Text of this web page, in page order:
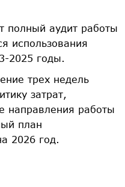
полный аудит работы
использования
2025 годы.
трех недель
затрат,
направления работы
план
2026 год.